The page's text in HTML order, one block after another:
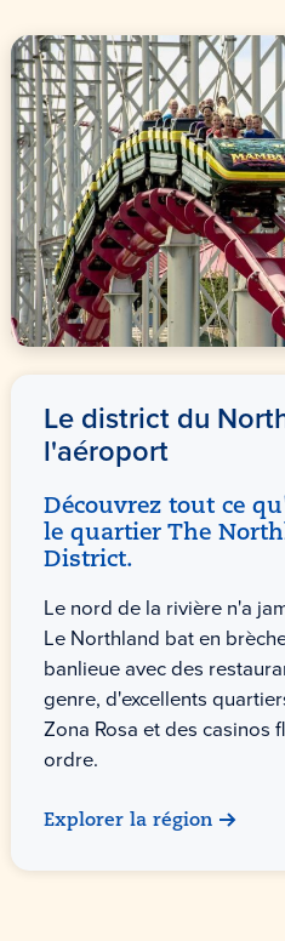
Le district du
l'aéroport
Découvrez tout ce
le quartier The
District.
Le nord de la rivière n'a
Le Northland bat en
banlieue avec des
genre, d'excellents
Zona Rosa et des casinos
ordre.
Explorer la région